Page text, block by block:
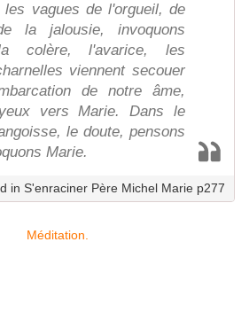
les vagues de l'orgueil, de
la jalousie, invoquons
colère, l'avarice, les
viennent secouer
de notre âme,
vers Marie. Dans le
le doute, pensons
Marie.
in S'enraciner Père Michel Marie p277